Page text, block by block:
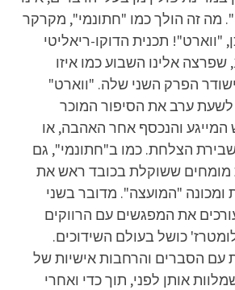
מה זה הולך כמו "חתונמי", מקרקר
"ווארט"! תכנית הדוקו-ריאליטי
החדשה של ערוץ 13, שפרצה אלינו השבוע כמו איזו
הפרק השני שלה. "ווארט"
לשעת ערב את הסיפור המוכר
והנכסף אחר האהבה, או
הצלחת. כמו ב"חתונמי", גם
מומחים ששוקלת בכובד ראש את
ומכונה "המועצה". מדובר בשני
את המפגשים עם הרווקים
כושל בעולם השידוכים.
עם הסברים והרחבות אישיות של
אותן לפני, תוך כדי ואחרי